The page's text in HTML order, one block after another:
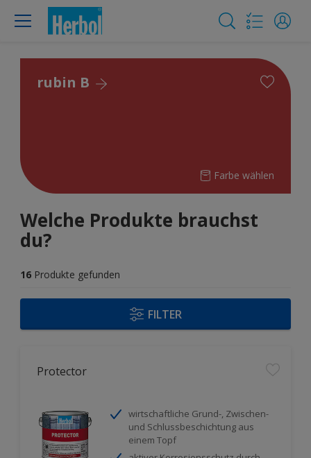
rubin B
Farbe wählen
Welche Produkte brauchst
du?
16 Produkte gefunden
FILTER
Protector
wirtschaftliche Grund-, Zwischen-
und Schlussbeschichtung aus
einem Topf